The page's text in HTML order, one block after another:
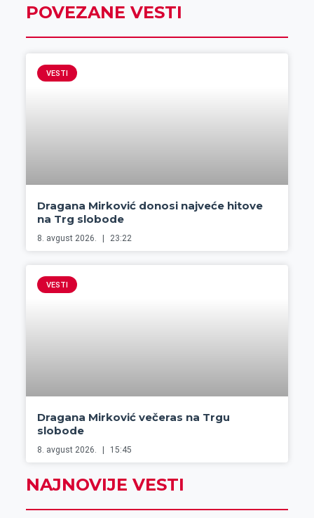
POVEZANE VESTI
VESTI
Dragana Mirković donosi najveće hitove
na Trg slobode
8. avgust 2026. 23:22
VESTI
Dragana Mirković večeras na Trgu
slobode
8. avgust 2026. 15:45
NAJNOVIJE VESTI